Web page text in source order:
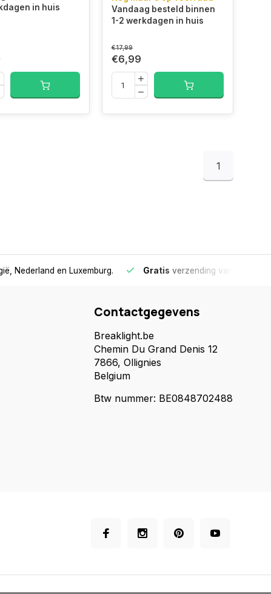
in huis
Vandaag besteld binnen
1-2 werkdagen in huis
€17,99
€6,99
1
Nederland en Luxemburg. Gratis verzending vanaf €75
Contactgegevens
Breaklight.be
Chemin Du Grand Denis 12
7866, Ollignies
Belgium
Btw nummer: BE0848702488